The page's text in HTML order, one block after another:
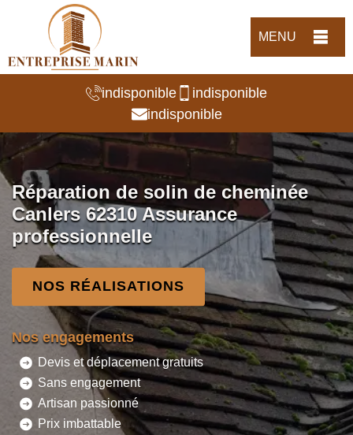
MENU
indisponible
indisponible
indisponible
Réparation de solin de cheminée
Canlers 62310 Assurance
professionnelle
NOS RÉALISATIONS
Nos engagements
Devis et déplacement gratuits
Sans engagement
Artisan passionné
Prix imbattable